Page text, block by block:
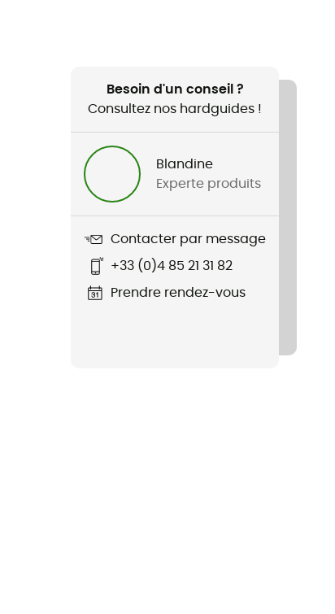
Besoin d'un conseil ?
Consultez nos hardguides !
Blandine
Experte produits
Contacter par message
+33 (0)4 85 21 31 82
Prendre rendez-vous